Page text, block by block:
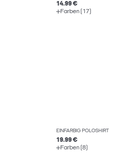
14.99 €
Farben (17)
EINFARBIG POLOSHIRT
19.99 €
Farben (8)